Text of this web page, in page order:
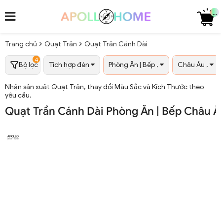
...
Trang chủ Quạt Trần Quạt Trần Cánh Dài
Bộ lọc
4
Tích hợp đèn Phòng Ăn | Bếp , Châu Âu ,
Nhận sản xuất Quạt Trần, thay đổi Màu Sắc và Kích Thước theo
yêu cầu.
Quạt Trần Cánh Dài Phòng Ăn | Bếp Châu